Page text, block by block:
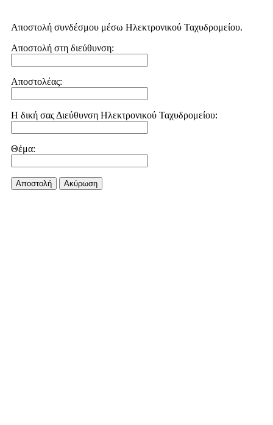
Αποστολή συνδέσμου μέσω Ηλεκτρονικού Ταχυδρομείου.
Αποστολή στη διεύθυνση:
Αποστολέας:
Η δική σας Διεύθυνση Ηλεκτρονικού Ταχυδρομείου:
Θέμα:
Αποστολή Aκύρωση